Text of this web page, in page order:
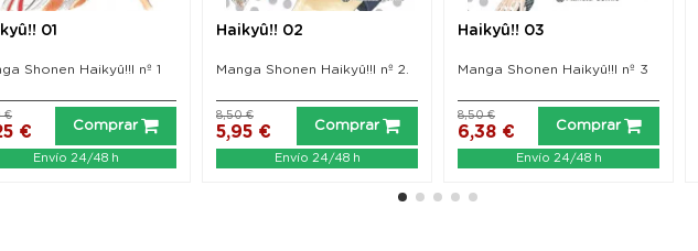
01
Shonen Haikyû!!l nº 1
€
€
Comprar
Envío 24/48 h
Haikyû!! 02
Manga Shonen Haikyû!!l nº 2.
5,95 €
8,50 €
Comprar
Envío 24/48 h
Haikyû!! 03
Manga Shonen Haikyû!!l nº 3
6,38 €
8,50 €
Comprar
Envío 24/48 h